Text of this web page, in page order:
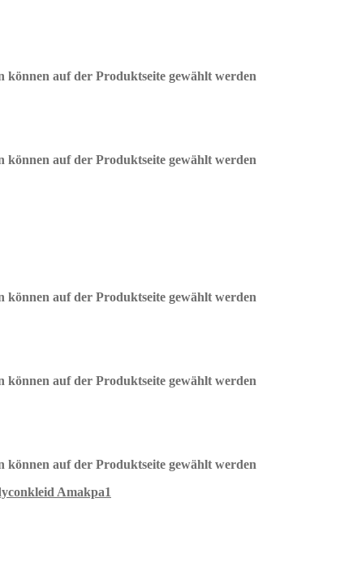
können auf der Produktseite gewählt werden
können auf der Produktseite gewählt werden
können auf der Produktseite gewählt werden
können auf der Produktseite gewählt werden
können auf der Produktseite gewählt werden
Amakpa1